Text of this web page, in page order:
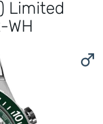
Limited
WH